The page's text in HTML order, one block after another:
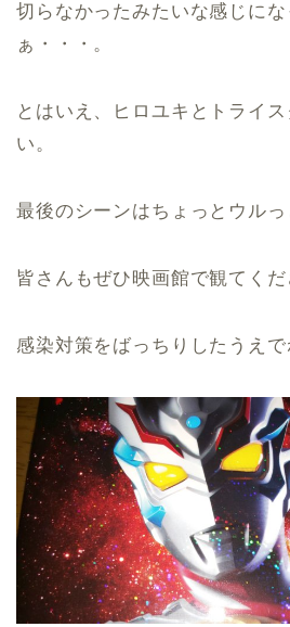
切らなかったみたいな感じに
ぁ・・・。
とはいえ、ヒロユキとトライ
い。
最後のシーンはちょっとウルっ
皆さんもぜひ映画館で観てくだ
感染対策をばっちりしたうえで